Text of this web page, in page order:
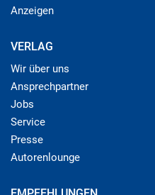
Anzeigen
VERLAG
Wir über uns
Ansprechpartner
Jobs
Service
Presse
Autorenlounge